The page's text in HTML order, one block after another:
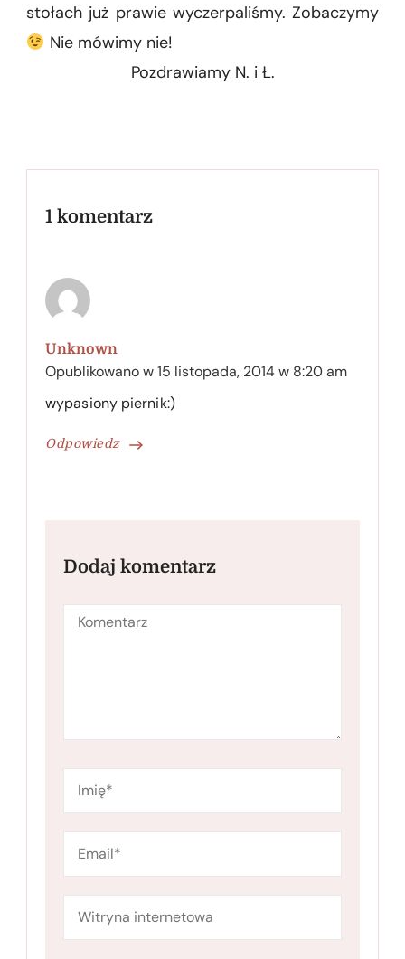
stołach już prawie wyczerpaliśmy. Zobaczymy
Nie mówimy nie!
Pozdrawiamy N. i Ł.
1 komentarz
Unknown
Opublikowano w15 listopada, 2014 w 8:20 am
Odpowiedz
wypasiony piernik:)
Dodaj komentarz